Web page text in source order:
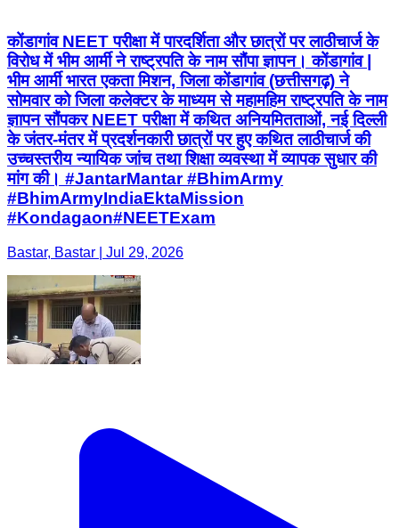
कोंडागांव NEET परीक्षा में पारदर्शिता और छात्रों पर लाठीचार्ज के
विरोध में भीम आर्मी ने राष्ट्रपति के नाम सौंपा ज्ञापन। कोंडागांव |
भीम आर्मी भारत एकता मिशन, जिला कोंडागांव (छत्तीसगढ़) ने
सोमवार को जिला कलेक्टर के माध्यम से महामहिम राष्ट्रपति के नाम
ज्ञापन सौंपकर NEET परीक्षा में कथित अनियमितताओं, नई दिल्ली
के जंतर-मंतर में प्रदर्शनकारी छात्रों पर हुए कथित लाठीचार्ज की
उच्चस्तरीय न्यायिक जांच तथा शिक्षा व्यवस्था में व्यापक सुधार की
मांग की। #JantarMantar #BhimArmy
#BhimArmyIndiaEktaMission
#Kondagaon#NEETExam
Bastar, Bastar | Jul 29, 2026